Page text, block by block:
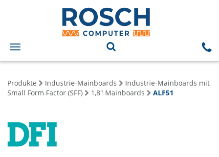
Toggle
navigation
Produkte Industrie-Mainboards
Industrie-Mainboards mit
Small Form Factor (SFF)
1,8" Mainboards ALF51